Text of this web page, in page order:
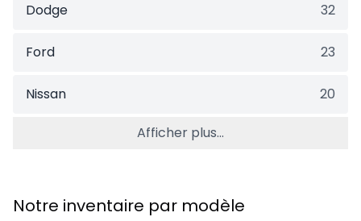
Dodge 32
Ford 23
Nissan 20
Afficher plus...
Notre inventaire par modèle